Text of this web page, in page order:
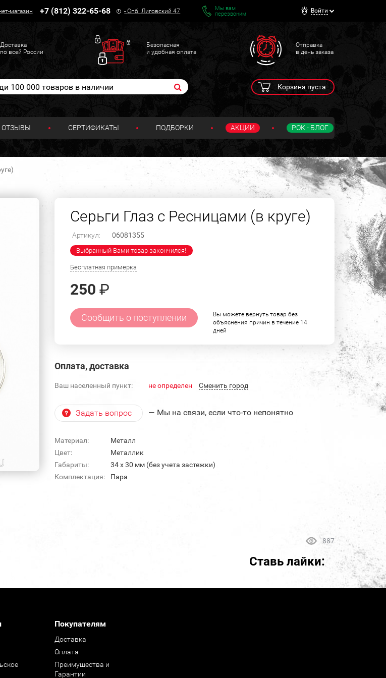
магазин +7 (812) 322-65-68 -Спб. Лиговский 47
Мы вам
перезвоним
Войти
Доставка
по всей России
Безопасная
и удобная оплата
Отправка
в день заказа
Корзина пуста
ОТЗЫВЫ СЕРТИФИКАТЫ ПОДБОРКИ АКЦИИ РОК - БЛОГ
Серьги Глаз с Ресницами (в круге)
Артикул: 06081355
Выбранный Вами товар закончился!
Бесплатная примерка
250 ₽
Сообщить о поступлении
Вы можете вернуть товар без
объяснения причин в течение 14
дней
Оплата, доставка
Ваш населенный пункт: не определен Cменить город
Задать вопрос — Мы на связи, если что-то непонятно
Материал:
Металл
Цвет:
Металлик
Габариты:
34 х 30 мм (без учета застежки)
Комплектация:
Пара
887
Ставь лайки:
Покупателям
Доставка
Оплата
Преимущества и
Гарантии